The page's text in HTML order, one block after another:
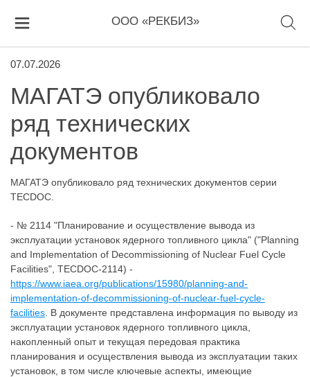
ООО «РЕКБИЗ»
07.07.2026
МАГАТЭ опубликовало
ряд технических
документов
МАГАТЭ опубликовало ряд технических документов серии
TECDOC.
- № 2114 "Планирование и осуществление вывода из
эксплуатации установок ядерного топливного цикла" ("Planning
and Implementation of Decommissioning of Nuclear Fuel Cycle
Facilities", TECDOC-2114) -
https://www.iaea.org/publications/15980/planning-and-
implementation-of-decommissioning-of-nuclear-fuel-cycle-
facilities . В документе представлена информация по выводу из
эксплуатации установок ядерного топливного цикла,
накопленный опыт и текущая передовая практика
планирования и осуществления вывода из эксплуатации таких
установок, в том числе ключевые аспекты, имеющие